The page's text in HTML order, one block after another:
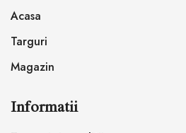
Acasa
Targuri
Magazin
Informatii